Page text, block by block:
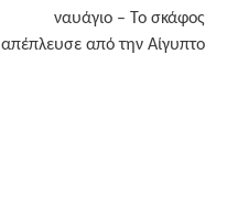
ναυάγιο – Το σκάφος
απέπλευσε από την Αίγυπτο